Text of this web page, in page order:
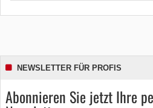
NEWSLETTER FÜR PROFIS
Abonnieren Sie jetzt Ihre